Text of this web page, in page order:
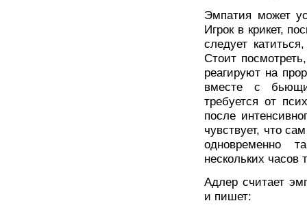
Эмпатия может
Игрок в крикет,
следует
Стоит
реагируют на
вместе с
требуется от
после
чувствует, что
одновременно
нескольких часов
Адлер считает
и пишет: